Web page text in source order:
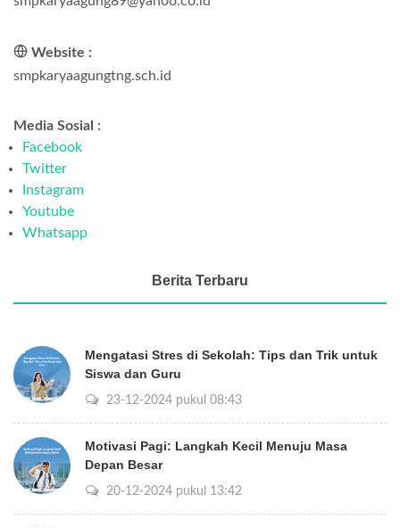
Website :
smpkaryaagungtng.sch.id
Media Sosial :
Facebook
Twitter
Instagram
Youtube
Whatsapp
Berita Terbaru
Mengatasi Stres di Sekolah: Tips dan Trik untuk
Siswa dan Guru
23-12-2024 pukul 08:43
Motivasi Pagi: Langkah Kecil Menuju Masa
Depan Besar
20-12-2024 pukul 13:42